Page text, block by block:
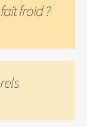
fait froid ?